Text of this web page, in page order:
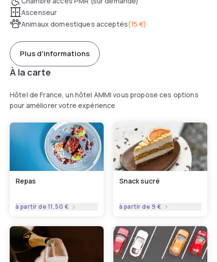
Ascenseur
Animaux domestiques acceptés(15 €)
Plus d'informations
À la carte
Hôtel de France, un hôtel AMMI vous propose ces options
pour améliorer votre expérience
Repas
à partir de 11,50 €
Snack sucré
à partir de 9 €